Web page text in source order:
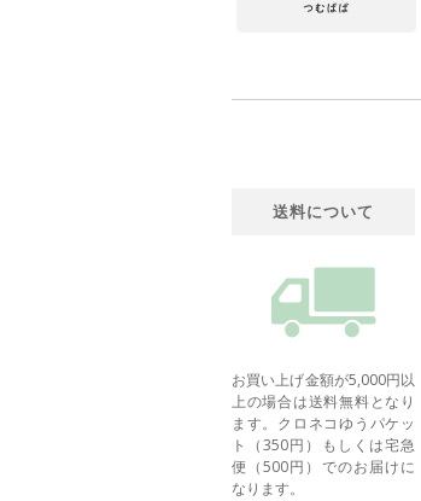
送料について
お買い上げ金額が5,000円以
上の場合は送料無料となり
ます。クロネコゆうパケッ
ト（350円）もしくは宅急
便（500円）でのお届けに
なります。